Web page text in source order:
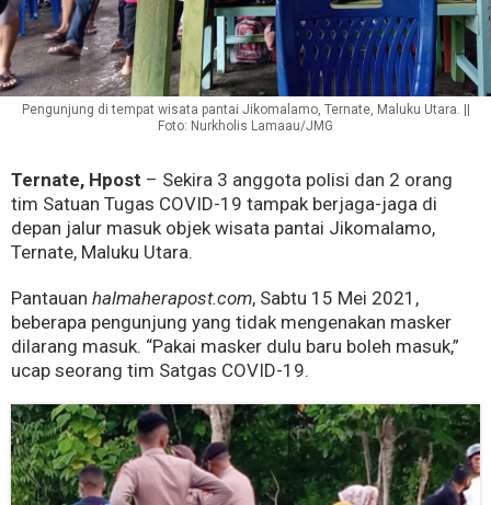
Pengunjung di tempat wisata pantai Jikomalamo, Ternate, Maluku Utara. ||
Foto: Nurkholis Lamaau/JMG
Ternate, Hpost – Sekira 3 anggota polisi dan 2 orang
tim Satuan Tugas COVID-19 tampak berjaga-jaga di
depan jalur masuk objek wisata pantai Jikomalamo,
Ternate, Maluku Utara.
Pantauan halmaherapost.com, Sabtu 15 Mei 2021,
beberapa pengunjung yang tidak mengenakan masker
dilarang masuk. “Pakai masker dulu baru boleh masuk,”
ucap seorang tim Satgas COVID-19.